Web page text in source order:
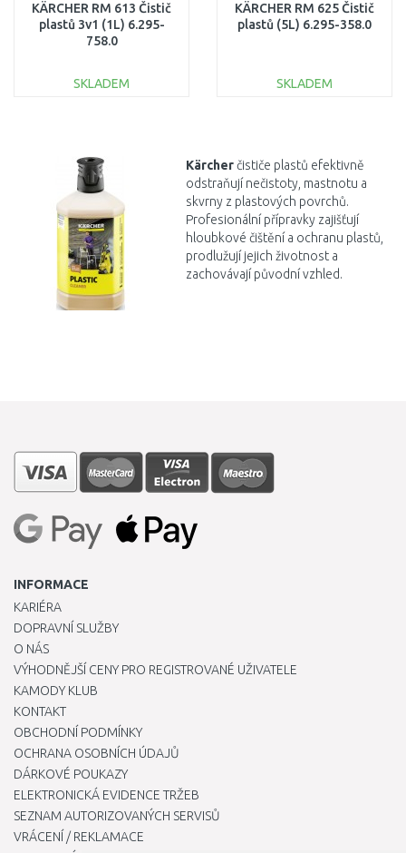
KÄRCHER RM 613 Čistič
plastů 3v1 (1L) 6.295-
758.0
SKLADEM
Porovnat
KÄRCHER RM 625 Čistič
plastů (5L) 6.295-358.0
SKLADEM
Kärcherčističe plastů efektivně
odstraňují nečistoty, mastnotu a
skvrny z plastových povrchů.
Profesionální přípravky zajišťují
hloubkové čištění a ochranu plastů,
prodlužují jejich životnost a
zachovávají původní vzhled.
INFORMACE
KARIÉRA
DOPRAVNÍ SLUŽBY
O NÁS
VÝHODNĚJŠÍ CENY PRO REGISTROVANÉ UŽIVATELE
KAMODY KLUB
KONTAKT
OBCHODNÍ PODMÍNKY
OCHRANA OSOBNÍCH ÚDAJŮ
DÁRKOVÉ POUKAZY
ELEKTRONICKÁ EVIDENCE TRŽEB
SEZNAM AUTORIZOVANÝCH SERVISŮ
VRÁCENÍ / REKLAMACE